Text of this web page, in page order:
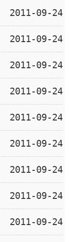
2011-09-24
2011-09-24
2011-09-24
2011-09-24
2011-09-24
2011-09-24
2011-09-24
2011-09-24
2011-09-24